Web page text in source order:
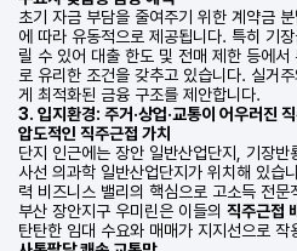
초기 자금 부담을 줄여주기 위한 계약금
에 따라 유동적으로 제공됩니다. 특히 기
릴 수 있어 대출 한도 및 전매 제한 등에
로 유리한 조건을 갖추고 있습니다. 실거
게 최적화된 금융 구조를 제안합니다.
3. 입지환경: 주거·상업·교통이 어우러진
압도적인 직주근접 가치
단지 인근에는 장안 일반산업단지, 기장
사선 의과학 일반산업단지가 위치해 있습
력 비즈니스 밸리의 핵심으로 고소득 전
부산 장안지구 우미린은 이들의 직주근접
탄탄한 임대 수요와 매매가 지지선으로 작